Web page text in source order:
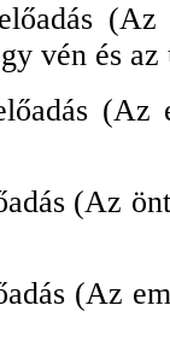
(Az
vén és
(Az
(Az
(Az